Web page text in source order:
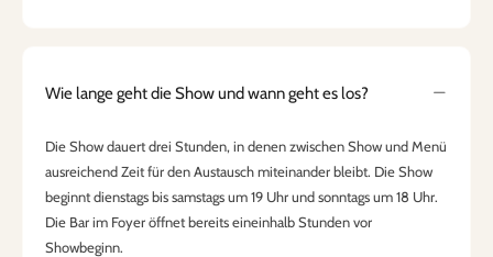
Wie lange geht die Show und wann geht es los?
Die Show dauert drei Stunden, in denen zwischen Show und Menü
ausreichend Zeit für den Austausch miteinander bleibt. Die Show
beginnt dienstags bis samstags um 19 Uhr und sonntags um 18 Uhr.
Die Bar im Foyer öffnet bereits eineinhalb Stunden vor
Showbeginn.